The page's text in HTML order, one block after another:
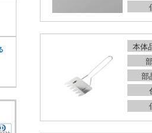
本体
部